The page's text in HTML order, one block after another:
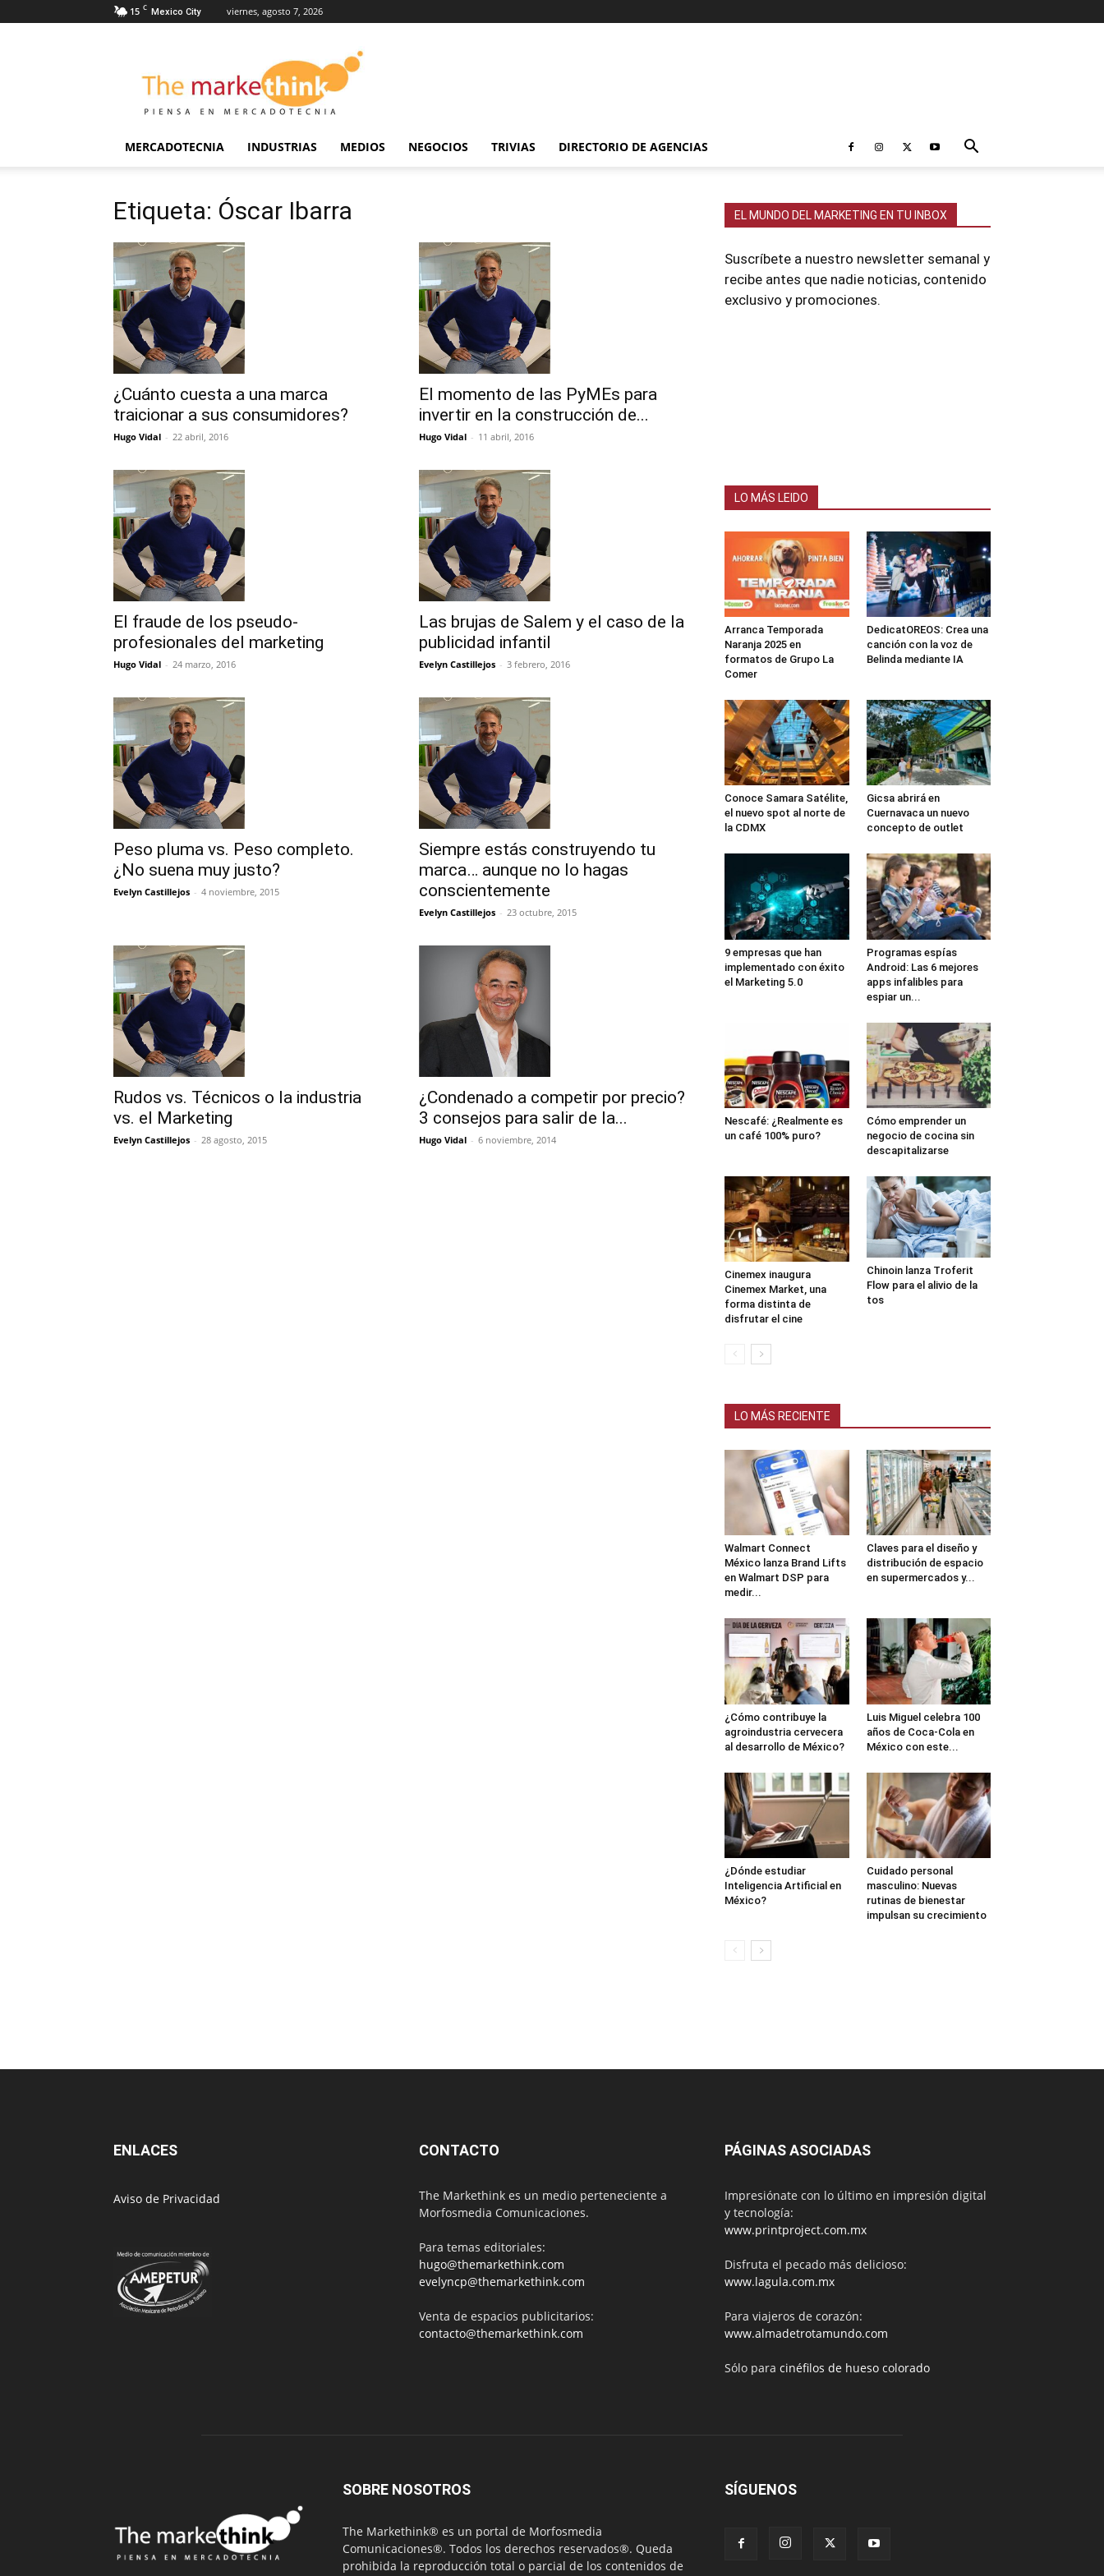
15 C Mexico City viernes, agosto 7, 2026
Markethink
MERCADOTECNIA INDUSTRIAS MEDIOS NEGOCIOS TRIVIAS DIRECTORIO DE AGENCIAS
Etiqueta: Óscar Ibarra
¿Cuánto cuesta a una marca
traicionar a sus consumidores?
Hugo Vidal - 22 abril, 2016
El momento de las PyMEs para
invertir en la construcción de...
Hugo Vidal - 11 abril, 2016
El fraude de los pseudo-
profesionales del marketing
Hugo Vidal - 24 marzo, 2016
Las brujas de Salem y el caso de la
publicidad infantil
Evelyn Castillejos - 3 febrero, 2016
Peso pluma vs. Peso completo.
¿No suena muy justo?
Evelyn Castillejos - 4 noviembre, 2015
Siempre estás construyendo tu
marca… aunque no lo hagas
conscientemente
Evelyn Castillejos - 23 octubre, 2015
Rudos vs. Técnicos o la industria
vs. el Marketing
Evelyn Castillejos - 28 agosto, 2015
¿Condenado a competir por precio?
3 consejos para salir de la...
Hugo Vidal - 6 noviembre, 2014
EL MUNDO DEL MARKETING EN TU INBOX
Suscríbete a nuestro newsletter semanal y
recibe antes que nadie noticias, contenido
exclusivo y promociones.
LO MÁS LEIDO
Arranca Temporada
Naranja 2025 en
formatos de Grupo La
Comer
DedicatOREOS: Crea una
canción con la voz de
Belinda mediante IA
Conoce Samara Satélite,
el nuevo spot al norte de
la CDMX
Gicsa abrirá en
Cuernavaca un nuevo
concepto de outlet
9 empresas que han
implementado con éxito
el Marketing 5.0
Programas espías
Android: Las 6 mejores
apps infalibles para
espiar un...
Nescafé: ¿Realmente es
un café 100% puro?
Cómo emprender un
negocio de cocina sin
descapitalizarse
Cinemex inaugura
Cinemex Market, una
forma distinta de
disfrutar el cine
Chinoin lanza Troferit
Flow para el alivio de la
tos
LO MÁS RECIENTE
Walmart Connect
México lanza Brand Lifts
en Walmart DSP para
medir...
Claves para el diseño y
distribución de espacio
en supermercados y...
¿Cómo contribuye la
agroindustria cervecera
al desarrollo de México?
Luis Miguel celebra 100
años de Coca-Cola en
México con este...
¿Dónde estudiar
Inteligencia Artificial en
México?
Cuidado personal
masculino: Nuevas
rutinas de bienestar
impulsan su crecimiento
ENLACES
Aviso de Privacidad
CONTACTO
The Markethink es un medio perteneciente a
Morfosmedia Comunicaciones.
Para temas editoriales:
hugo@themarkethink.com
evelyncp@themarkethink.com
Venta de espacios publicitarios:
contacto@themarkethink.com
PÁGINAS ASOCIADAS
Impresiónate con lo último en impresión digital
y tecnología:
www.printproject.com.mx
Disfruta el pecado más delicioso:
www.lagula.com.mx
Para viajeros de corazón:
www.almadetrotamundo.com
Sólo para cinéfilos de hueso colorado
SOBRE NOSOTROS
The Markethink® es un portal de Morfosmedia
Comunicaciones®. Todos los derechos reservados®. Queda
prohibida la reproducción total o parcial de los contenidos de
SÍGUENOS